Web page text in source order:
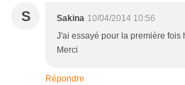
S Sakina 10/04/2014 10:56
J'ai essayé pour la première fois
Merci
Répondre